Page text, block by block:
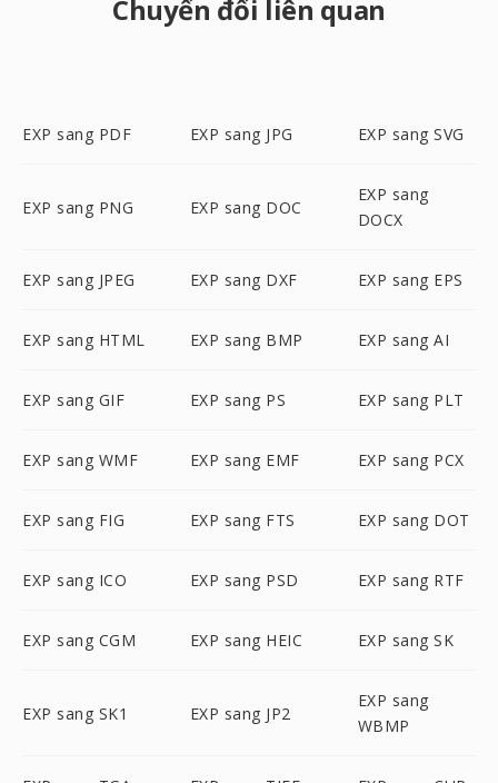
Chuyển đổi liên quan
EXP sang PDF EXP sang JPG EXP sang SVG
EXP sang PNG EXP sang DOC
EXP sang
DOCX
EXP sang JPEG EXP sang DXF EXP sang EPS
EXP sang HTML EXP sang BMP EXP sang AI
EXP sang GIF EXP sang PS EXP sang PLT
EXP sang WMF EXP sang EMF EXP sang PCX
EXP sang FIG EXP sang FTS EXP sang DOT
EXP sang ICO EXP sang PSD EXP sang RTF
EXP sang CGM EXP sang HEIC EXP sang SK
EXP sang SK1 EXP sang JP2
EXP sang
WBMP